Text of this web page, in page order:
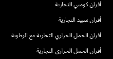
أفران كومبي التجارية
أفران سبيد التجارية
أفران الحمل الحراري التجارية مع الرطوبة
أفران الحمل الحراري التجارية